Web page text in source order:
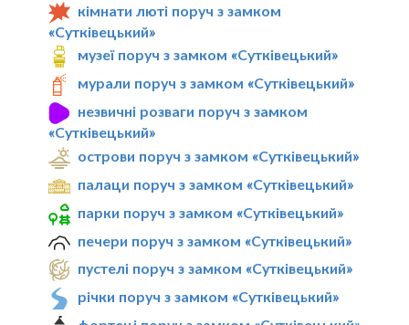
кімнати люті поруч з замком
«Сутківецький»
музеї поруч з замком «Сутківецький»
мурали поруч з замком «Сутківецький»
незвичні розваги поруч з замком
«Сутківецький»
острови поруч з замком «Сутківецький»
палаци поруч з замком «Сутківецький»
парки поруч з замком «Сутківецький»
печери поруч з замком «Сутківецький»
пустелі поруч з замком «Сутківецький»
річки поруч з замком «Сутківецький»